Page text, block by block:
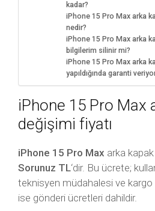
kadar?
iPhone 15 Pro Max arka
nedir?
iPhone 15 Pro Max arka
bilgilerim silinir mi?
iPhone 15 Pro Max arka
yapıldığında garanti
iPhone 15 Pro Max
değişimi fiyatı
iPhone 15 Pro Max arka
Sorunuz TL‘dir. Bu ücrete;
teknisyen müdahalesi ve kargo
ise gönderi ücretleri dahildir.